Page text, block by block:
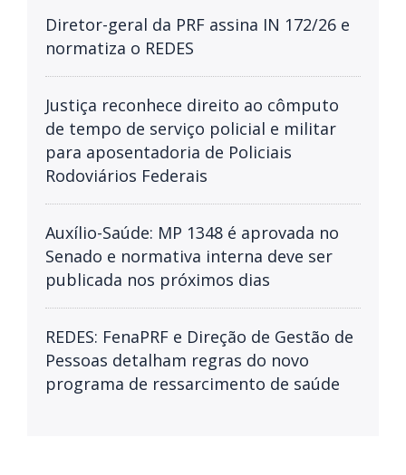
Diretor-geral da PRF assina IN 172/26 e
normatiza o REDES
Justiça reconhece direito ao cômputo
de tempo de serviço policial e militar
para aposentadoria de Policiais
Rodoviários Federais
Auxílio-Saúde: MP 1348 é aprovada no
Senado e normativa interna deve ser
publicada nos próximos dias
REDES: FenaPRF e Direção de Gestão de
Pessoas detalham regras do novo
programa de ressarcimento de saúde